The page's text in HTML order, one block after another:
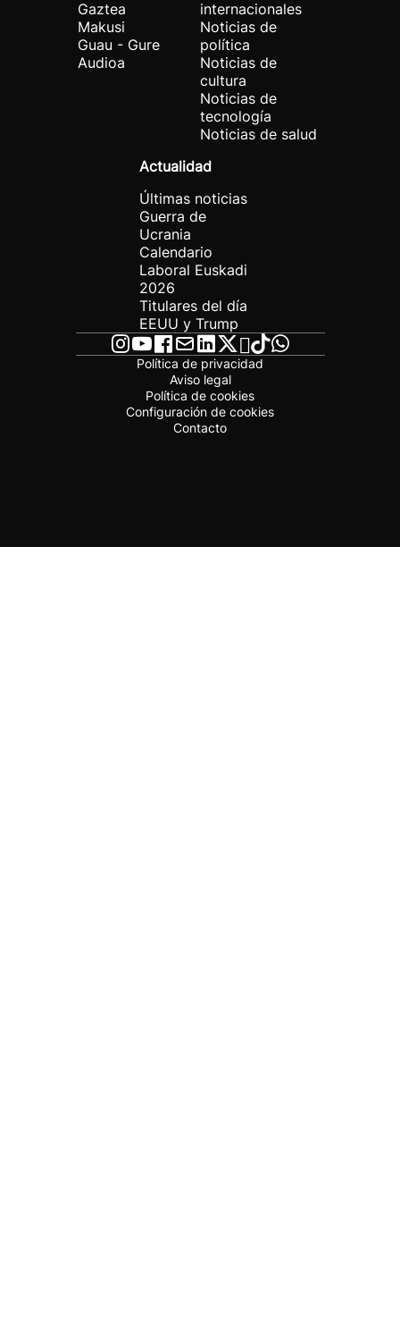
Gaztea
Makusi
Guau - Gure
Audioa
internacionales
Noticias de
política
Noticias de
cultura
Noticias de
tecnología
Noticias de salud
Actualidad
Últimas noticias
Guerra de
Ucrania
Calendario
Laboral Euskadi
2026
Titulares del día
EEUU y Trump
Política de privacidad
Aviso legal
Política de cookies
Configuración de cookies
Contacto